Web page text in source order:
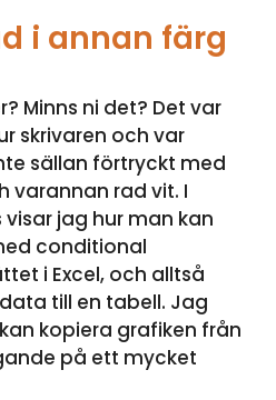
i annan färg
Minns ni det? Det var
skrivaren och var
sällan förtryckt med
varannan rad vit. I
jag hur man kan
conditional
i Excel, och alltså
till en tabell. Jag
kopiera grafiken från
på ett mycket